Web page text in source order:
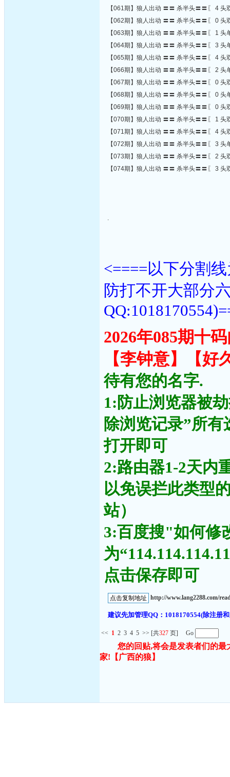
【061期】狼人出动 〓〓 杀半头〓〓〖 4 头
【062期】狼人出动 〓〓 杀半头〓〓〖 0 头
【063期】狼人出动 〓〓 杀半头〓〓〖 1 头
【064期】狼人出动 〓〓 杀半头〓〓〖 3 头
【065期】狼人出动 〓〓 杀半头〓〓〖 4 头
【066期】狼人出动 〓〓 杀半头〓〓〖 2 头
【067期】狼人出动 〓〓 杀半头〓〓〖 0 头
【068期】狼人出动 〓〓 杀半头〓〓〖 0 头
【069期】狼人出动 〓〓 杀半头〓〓〖 0 头
【070期】狼人出动 〓〓 杀半头〓〓〖 1 头
【071期】狼人出动 〓〓 杀半头〓〓〖 4 头
【072期】狼人出动 〓〓 杀半头〓〓〖 3 头
【073期】狼人出动 〓〓 杀半头〓〓〖 2 头
【074期】狼人出动 〓〓 杀半头〓〓〖 3 头
.
<====以下分割
防打不开大部分
2026年085期十
【李钟意】【
待有您的名字.
1:防止浏览器被
除浏览记录”所
打开即可
2:路由器1-2天内
以免误拦此类型
站）
3:百度搜"如何修
为
点击保存即可
http://www.lang2288.com/
建议先加管理QQ：1018170554(除注册
<< 1 2 3 4 5 >> [共327 页] Go
您的回贴,将会是发表者们的
家! 【广西的狼】